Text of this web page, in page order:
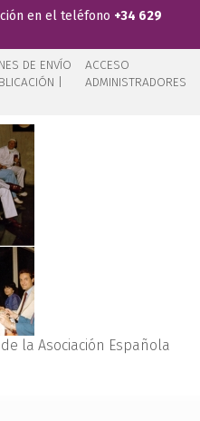
en el teléfono +34 629
DE ENVÍO
|
ACCESO
ADMINISTRADORES
la Asociación Española